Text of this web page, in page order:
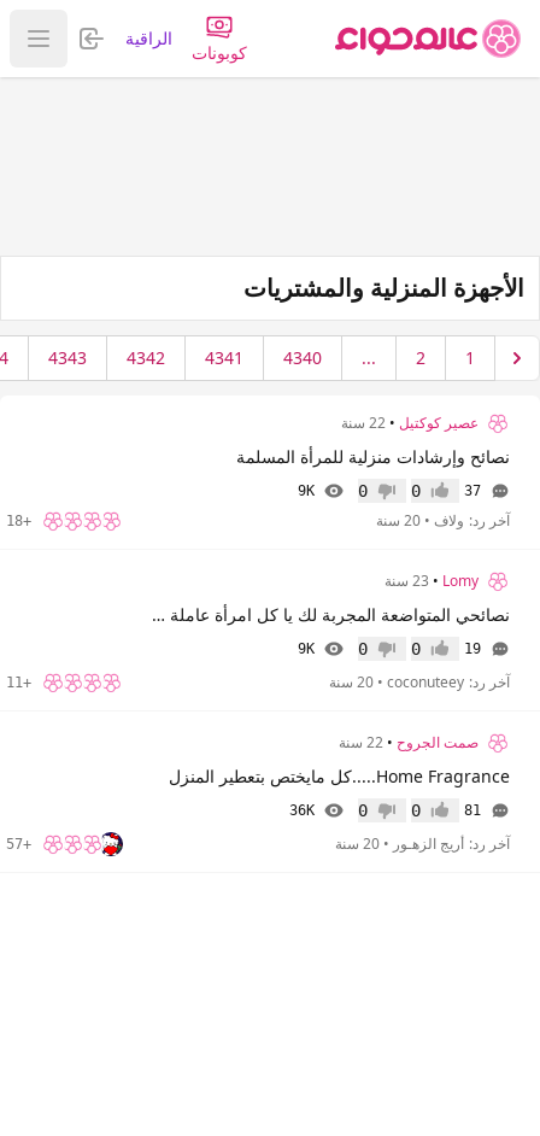
كوبونات
الراقية تسجيل
عرض
الأجهزة المنزلية والمشتريات
1
2
...
4340
4341
4342
4343
عصير كوكتيل • 22 سنة
نصائح وإرشادات منزلية للمرأة المسلمة
37 إعجاب0 عدم إعجاب
0
9K
آخر رد: ولاف • 20 سنة +18
Lomy
• 23 سنة
نصائحي المتواضعة المجربة لك يا كل امرأة عاملة في التنظيم و التنظيف
19 إعجاب0 عدم إعجاب
0
9K
آخر رد: coconuteey
• 20 سنة +11
صمت الجروح • 22 سنة
Home Fragrance.....كل مايختص بتعطير المنزل
81 إعجاب0 عدم إعجاب
0
36K
آخر رد: أريج الزهـور • 20 سنة +57